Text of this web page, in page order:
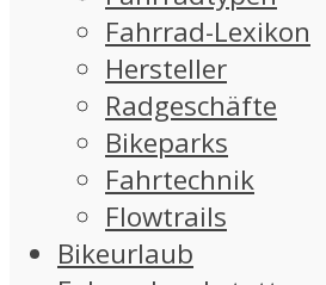
Fahrrad-Lexikon
Hersteller
Radgeschäfte
Bikeparks
Fahrtechnik
Flowtrails
Bikeurlaub